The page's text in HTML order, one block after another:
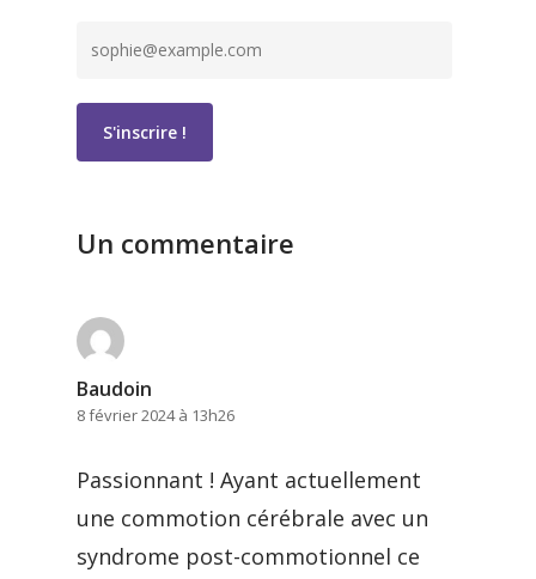
Un commentaire
Baudoin
8 février 2024 à 13h26
Passionnant ! Ayant actuellement
une commotion cérébrale avec un
syndrome post-commotionnel ce